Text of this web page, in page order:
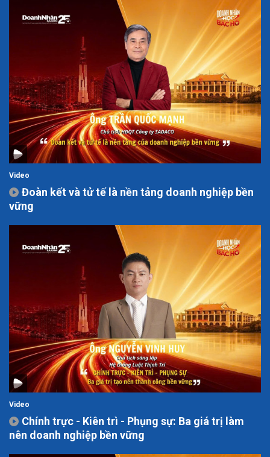
Video
Đoàn kết và tử tế là nền tảng doanh nghiệp bền
vững
Video
Chính trực - Kiên trì - Phụng sự: Ba giá trị làm
nên doanh nghiệp bền vững